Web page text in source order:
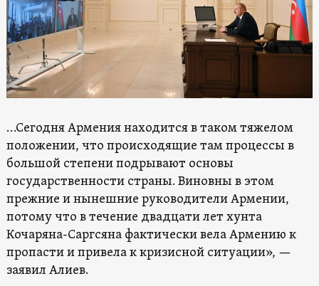
…Сегодня Армения находится в таком тяжелом
положении, что происходящие там процессы в
большой степени подрывают основы
государственности страны. Виновны в этом
прежние и нынешние руководители Армении,
потому что в течение двадцати лет хунта
Кочаряна-Саргсяна фактически вела Армению к
пропасти и привела к кризисной ситуации», —
заявил Алиев.